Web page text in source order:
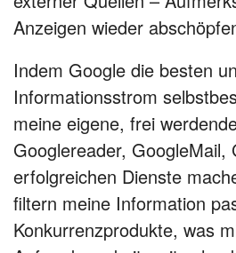
Anzeigen wieder
Indem Google die besten
Informationsstrom
meine eigene, frei
Googlereader,
erfolgreichen Dienste
filtern meine Information
Konkurrenzprodukte, was